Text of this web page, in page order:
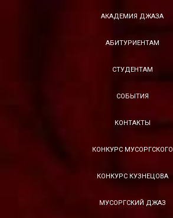
АКАДЕМИЯ ДЖАЗА
АБИТУРИЕНТАМ
СТУДЕНТАМ
СОБЫТИЯ
КОНТАКТЫ
КОНКУРС МУСОРГСКОГО
КОНКУРС КУЗНЕЦОВА
МУСОРГСКИЙ ДЖАЗ